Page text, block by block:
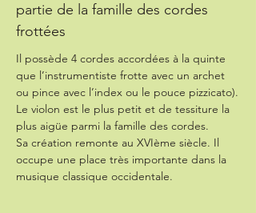
partie de la famille des cordes
frottées
Il possède 4 cordes accordées à la quinte
que l’instrumentiste frotte avec un archet
ou pince avec l’index ou le pouce pizzicato).
Le violon est le plus petit et de tessiture la
plus aigüe parmi la famille des cordes.
Sa création remonte au XVIème siècle. Il
occupe une place très importante dans la
musique classique occidentale.